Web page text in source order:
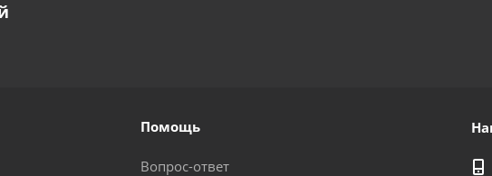
Помощь
Вопрос-ответ